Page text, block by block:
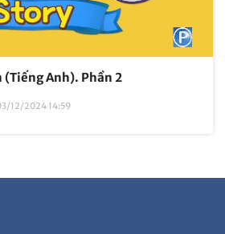
(Tiếng Anh). Phần 2
12/2024 14:59